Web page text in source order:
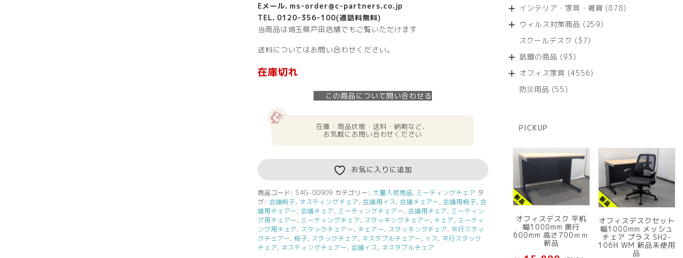
Eメール. ms-order@c-partners.co.jp
TEL. 0120-356-100(通話料無料)
当商品は埼玉県戸田店舗でもご覧いただけます
送料についてはお問い合わせください。
在庫切れ
この商品について問い合わせる
在庫・商品状態・送料・納期など、
お気軽にお問い合わせください
お気に入りに追加
商品コード: S4G-00909 カテゴリー: 大量入荷商品, ミーティングチェア タ
グ: 会議椅子, ネスティングチェア, 会議用イス, 会議チェアー,会議用椅子,会
議用チェアー,会議チェア, ミーティングチェアー, 会議用チェア, ミーティン
グ用チェアー, ミーティングチェア, スタッキングチェアー, チェア, ミーティ
ング用チェア, スタックチェアー, チェアー, スタッキングチェア, 平行スタッ
クチェアー,椅子, スタックチェア, ネスタブルチェアー, イス, 平行スタック
チェア, ネスティングチェアー,会議イス, ネスタブルチェア
商
の
商
インテリア・家具・雑貨 878878
ウィルス対策商品 259259
スクールデスク 3737
商
話題の商品 9393
の
オフィス家具 45564556
防災用品 5555
PICKUP
オフィスデスク 平机
幅1000mm 奥行
600mm 高さ700ｍｍ
新品
オフィスデスクセット
幅1000mm メッシュ
チェア プラス SH2-
106H WM 新品未使用
品